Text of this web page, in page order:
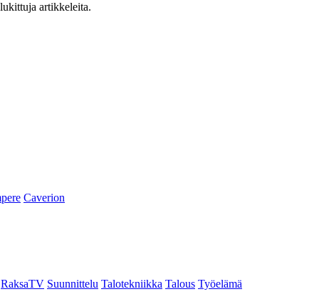
artikkeleita.
Caverion
RaksaTV Suunnittelu Talotekniikka Talous Työelämä